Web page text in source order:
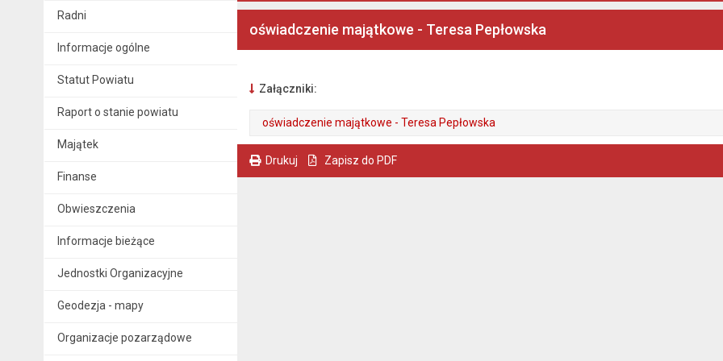
Radni
Informacje ogólne
Statut Powiatu
Raport o stanie powiatu
Majątek
Finanse
Obwieszczenia
Informacje bieżące
Jednostki Organizacyjne
Geodezja - mapy
Organizacje pozarządowe
oświadczenie majątkowe - Teresa Pepłowska
Załączniki:
oświadczenie majątkowe - Teresa Pepłowska
Drukuj Zapisz do PDF